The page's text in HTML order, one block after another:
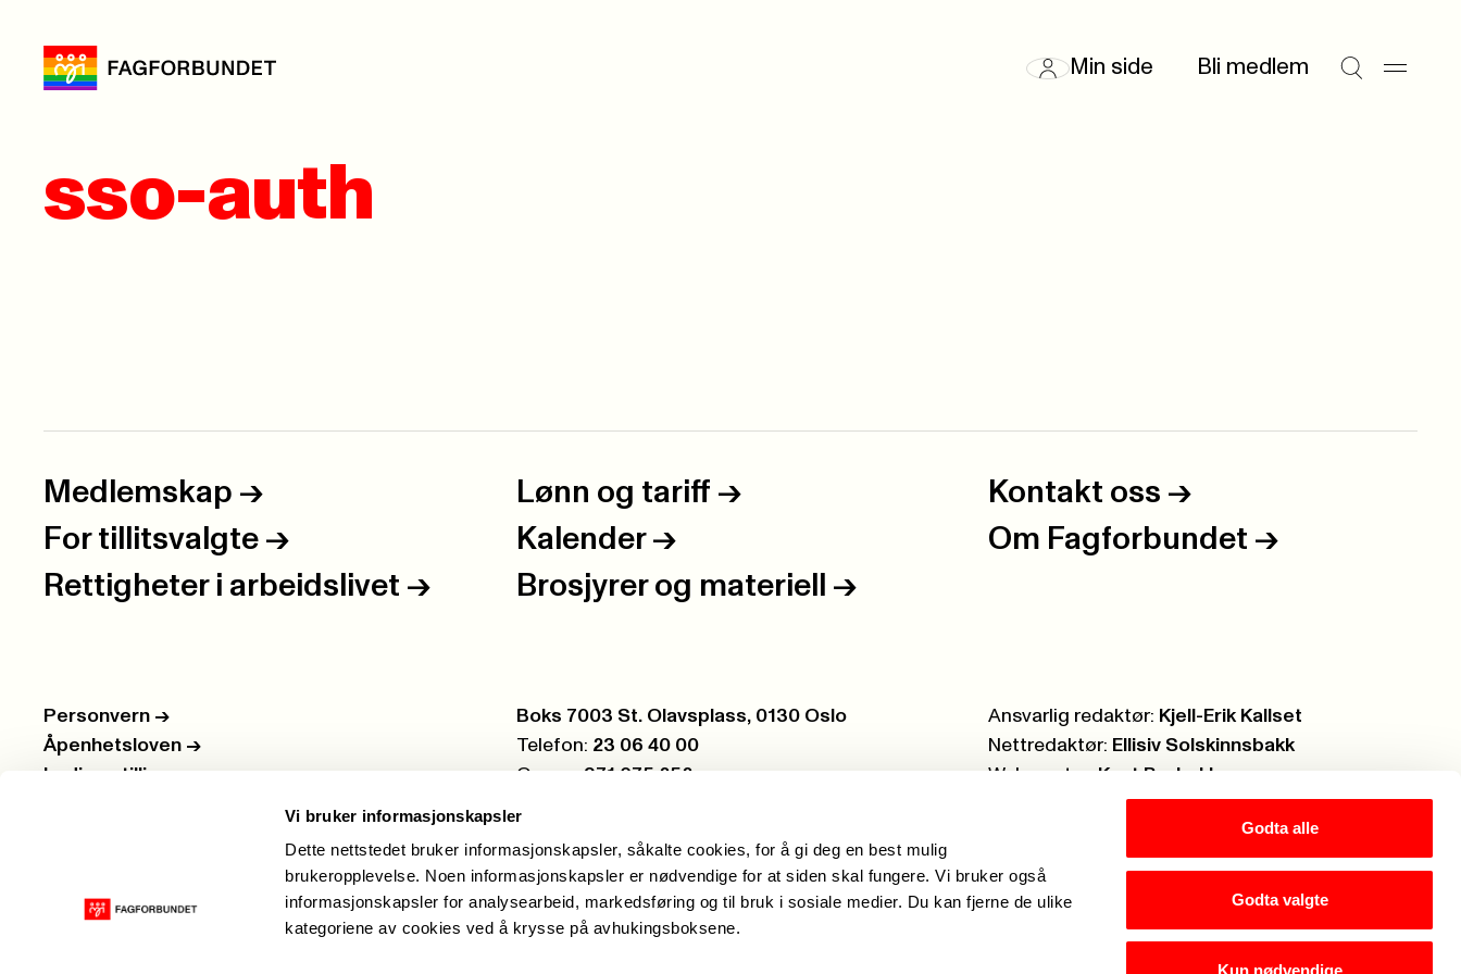
Vi bruker informasjonskapsler
Dette nettstedet bruker informasjonskapsler, såkalte cookies, for å gi deg en best mulig
brukeropplevelse. Noen informasjonskapsler er nødvendige for at siden skal fungere. Vi bruker også
informasjonskapsler for analysearbeid, markedsføring og til bruk i sosiale medier. Du kan fjerne de ulike
kategoriene av cookies ved å krysse på avhukingsboksene.
Godta alle
Godta valgte
Kun nødvendige
Min side Bli medlem
sso-auth
Medlemskap -> Lønn og tariff -> Kontakt oss ->
For tillitsvalgte -> Kalender -> Om Fagforbundet ->
Rettigheter i arbeidslivet -> Brosjyrer og materiell ->
Personvern ->
Åpenhetsloven ->
Ledige stillinger
Postboks:
Boks 7003 St. Olavsplass, 0130 Oslo
Telefon: 23 06 40 00
Org.nr.:
971 075 252
Ansvarlig redaktør: Kjell-Erik Kallset
Nettredaktør: Ellisiv Solskinnsbakk
Webmaster:
Knut Brobakken